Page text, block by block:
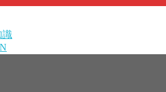
識